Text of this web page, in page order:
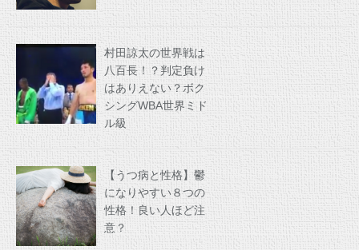
村田諒太の世界戦は
八百長！？判定負け
はありえない？ボク
シングWBA世界ミド
ル級
【うつ病と性格】鬱
になりやすい８つの
性格！良い人ほど注
意？